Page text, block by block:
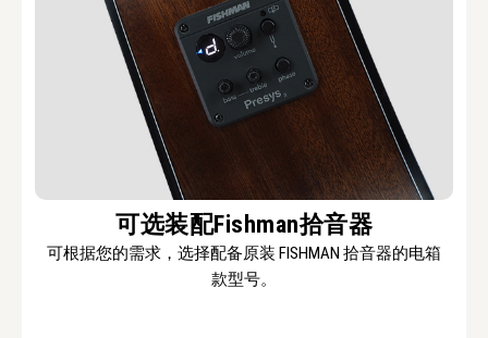
可选装配Fishman拾音器
可根据您的需求，选择配备原装 FISHMAN 拾音器的电箱
款型号。